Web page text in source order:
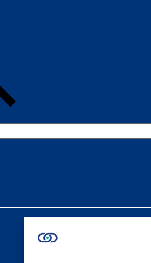
centre
À la suite
fédéral a
PARTAGER